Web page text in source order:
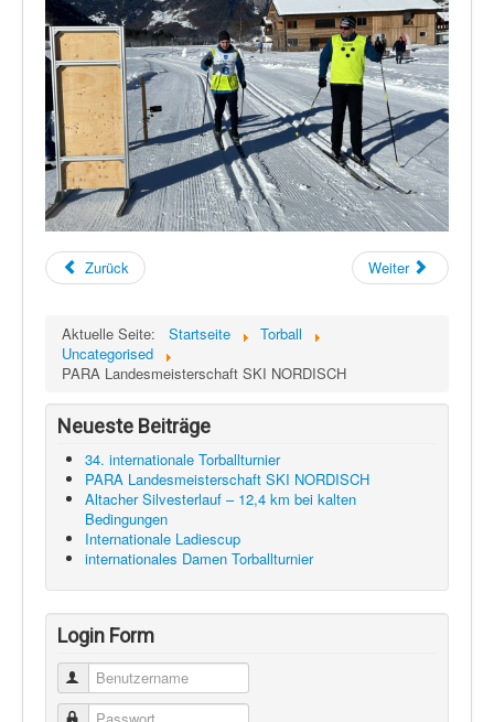
Zurück Weiter
Aktuelle Seite: Startseite
Torball
Uncategorised
PARA Landesmeisterschaft SKI NORDISCH
Neueste Beiträge
34. internationale Torballturnier
PARA Landesmeisterschaft SKI NORDISCH
Altacher Silvesterlauf – 12,4 km bei kalten
Bedingungen
Internationale Ladiescup
internationales Damen Torballturnier
Login Form
Benutzername